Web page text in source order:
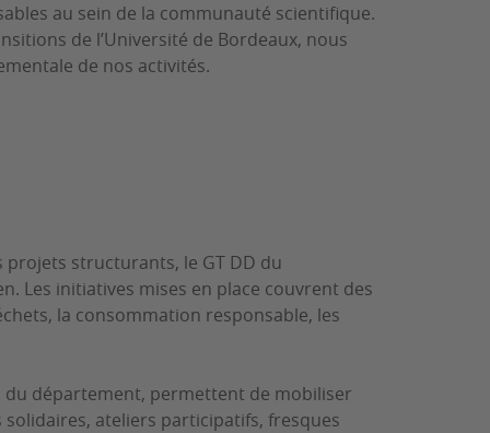
au sein de la communauté scientifique.
de l’Université de Bordeaux, nous
de nos activités.
structurants, le GT DD du
Les initiatives mises en place couvrent des
la consommation responsable, les
du département, permettent de mobiliser
ateliers participatifs, fresques